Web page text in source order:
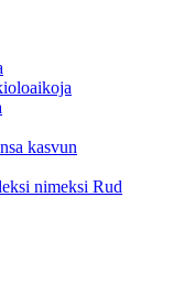
kasvun
nimeksi Rud